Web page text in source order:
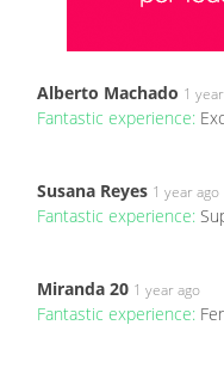
Alberto Machado 1
Fantastic experience:
Susana Reyes 1 year ago
Fantastic experience:
Miranda 20 1 year ago
Fantastic experience: